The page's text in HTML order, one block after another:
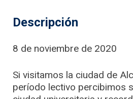
Descripción
8 de noviembre de 2020
Si visitamos la ciudad de
período lectivo percibimos